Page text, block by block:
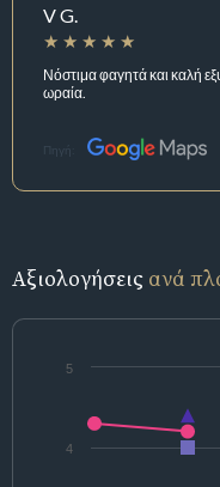
V G.
Νόστιμα φαγητά και καλή
ωραία.
Πηγή:
Αξιολογήσεις ανά
4
5